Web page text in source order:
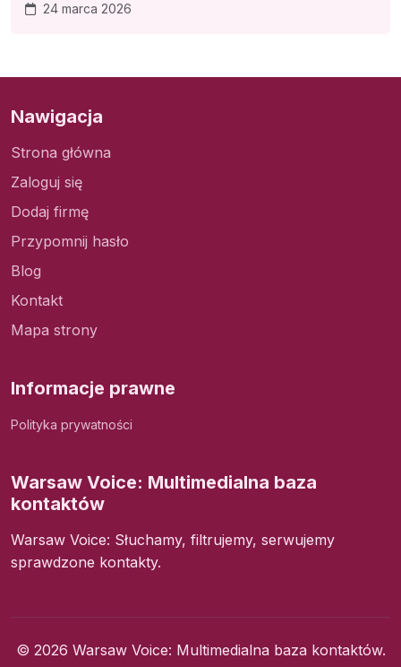
24 marca 2026
Nawigacja
Strona główna
Zaloguj się
Dodaj firmę
Przypomnij hasło
Blog
Kontakt
Mapa strony
Informacje prawne
Polityka prywatności
Warsaw Voice: Multimedialna baza
kontaktów
Warsaw Voice: Słuchamy, filtrujemy, serwujemy
sprawdzone kontakty.
© 2026 Warsaw Voice: Multimedialna baza kontaktów.